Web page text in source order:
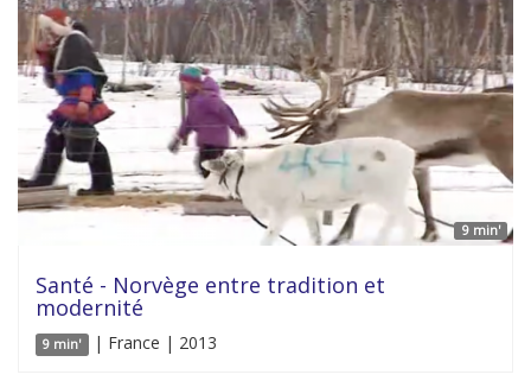
9 min'
Santé - Norvège entre tradition et
modernité
9 min' | France | 2013